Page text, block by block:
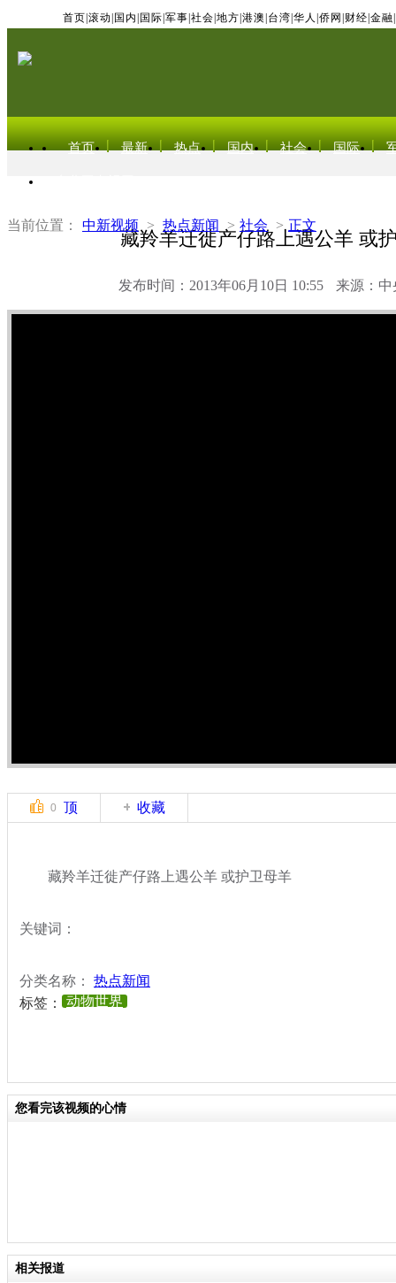
首页 滚动 国内 国际 军事 社会 地方 港澳 台湾 华人 侨网 财经 金融
首页 最新 热点 国内 社会 国际
当前位置： 中新视频 > 热点新闻 > 社会 > 正文
藏羚羊迁徙产仔路上遇公羊 或
发布时间：2013年06月10日 10:55 来源：中
0 顶 收藏
藏羚羊迁徙产仔路上遇公羊 或护卫母羊
关键词：
分类名称： 热点新闻
标签：
动物世界
您看完该视频的心情
相关报道